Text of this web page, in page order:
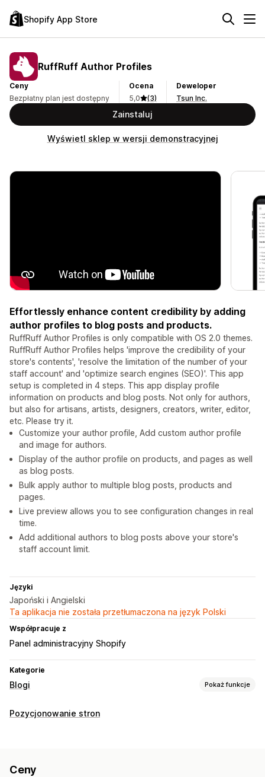
Shopify App Store
RuffRuff Author Profiles
Ceny
Bezpłatny plan jest dostępny
Ocena
5,0
(3)
Deweloper
Tsun Inc.
Zainstaluj
Wyświetl sklep w wersji demonstracyjnej
Effortlessly enhance content credibility by adding
author profiles to blog posts and products.
RuffRuff Author Profiles is only compatible with OS 2.0 themes.
RuffRuff Author Profiles helps 'improve the credibility of your
store's contents', 'resolve the limitation of the number of your
staff account' and 'optimize search engines (SEO)'. This app
setup is completed in 4 steps. This app display profile
information on products and blog posts. Not only for authors,
but also for artisans, artists, designers, creators, writer, editor,
etc. Please try it.
Customize your author profile, Add custom author profile
and image for authors.
Display of the author profile on products, and pages as well
as blog posts.
Bulk apply author to multiple blog posts, products and
pages.
Live preview allows you to see configuration changes in real
time.
Add additional authors to blog posts above your store's
staff account limit.
Języki
Japoński i Angielski
Ta aplikacja nie została przetłumaczona na język Polski
Współpracuje z
Panel administracyjny Shopify
Kategorie
Blogi Pokaż funkcje
Tworzenie treści
Pozycjonowanie stron
Ceny